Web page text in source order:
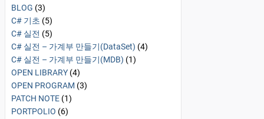
BLOG (3)
C# 기초 (5)
C# 실전 (5)
C# 실전 – 가계부 만들기(DataSet) (4)
C# 실전 – 가계부 만들기(MDB) (1)
OPEN LIBRARY (4)
OPEN PROGRAM (3)
PATCH NOTE (1)
PORTPOLIO (6)